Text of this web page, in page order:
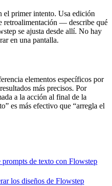
el primer intento. Usa edición
retroalimentación — describe qué
se ajusta desde allí. No hay
en una pantalla.
elementos específicos por
más precisos. Por
a la acción al final de la
es más efectivo que “arregla el
de texto con Flowstep
los diseños de Flowstep